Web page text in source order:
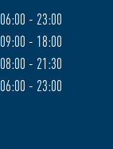
06:00 - 23:00
09:00 - 18:00
08:00 - 21:30
06:00 - 23:00